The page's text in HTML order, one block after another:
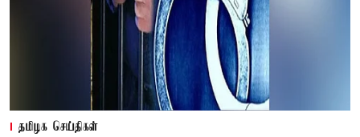
தமிழக செய்திகள்